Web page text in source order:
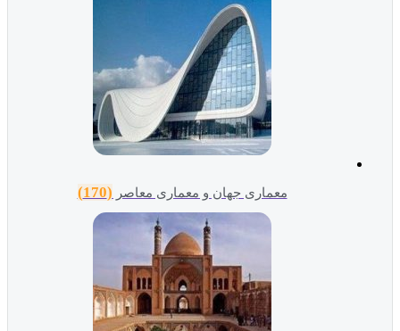
معماری جهان و معماری معاصر (170)